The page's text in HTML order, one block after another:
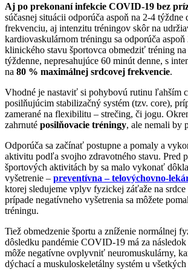
Aj po prekonaní infekcie COVID-19 bez
súčasnej situácii odporúča aspoň na 2-4 týždne
frekvenciu, aj intenzitu tréningov skôr na
kardiovaskulárnom tréningu sa odporúča
klinického stavu športovca obmedziť tréning
týždenne, nepresahujúce 60 minút denne, s
na 80 % maximálnej srdcovej frekvencie.
Vhodné je nastaviť si pohybovú rutinu ľahším
posilňujúcim stabilizačný systém (tzv. core),
zamerané na flexibilitu – strečing, či jogu.
zahrnuté posilňovacie tréningy, ale nemali by
Odporúča sa začínať postupne a pomaly a
aktivitu podľa svojho zdravotného stavu. Pred
športových aktivitách by sa malo vykonať
vyšetrenie – preventívna – telovýchovno-
ktorej sledujeme vplyv fyzickej záťaže na srdce
prípade negatívneho vyšetrenia sa môžete
tréningu.
Tiež obmedzenie športu a zníženie normálnej
dôsledku pandémie COVID-19 má za
môže negatívne ovplyvniť neuromuskulárny,
dýchací a muskuloskeletálny systém u